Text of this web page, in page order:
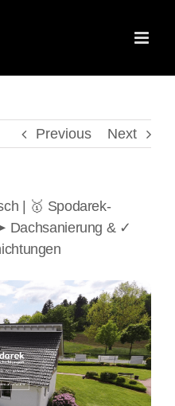
Previous Next
| 🥇 Spodarek-
Dachsanierung & ✓